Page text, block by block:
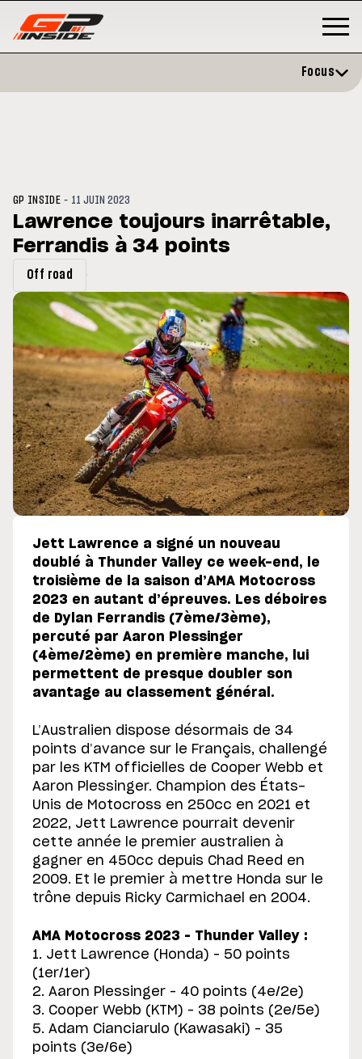
du GP de Grande-
MOTO GP
Focus
GP INSIDE - 11 JUIN 2023
Lawrence toujours inarrêtable,
Ferrandis à 34 points
Off road
Jett Lawrence a signé un nouveau
doublé à Thunder Valley ce week-end, le
troisième de la saison d’AMA Motocross
2023 en autant d’épreuves. Les déboires
de Dylan Ferrandis (7ème/3ème),
percuté par Aaron Plessinger
(4ème/2ème) en première manche, lui
permettent de presque doubler son
avantage au classement général.
L’Australien dispose désormais de 34
points d’avance sur le Français, challengé
par les KTM officielles de Cooper Webb et
Aaron Plessinger. Champion des États-
Unis de Motocross en 250cc en 2021 et
2022, Jett Lawrence pourrait devenir
cette année le premier australien à
gagner en 450cc depuis Chad Reed en
2009. Et le premier à mettre Honda sur le
trône depuis Ricky Carmichael en 2004.
AMA Motocross 2023 – Thunder Valley :
1. Jett Lawrence (Honda) – 50 points
(1er/1er)
2. Aaron Plessinger – 40 points (4e/2e)
3. Cooper Webb (KTM) – 38 points (2e/5e)
5. Adam Cianciarulo (Kawasaki) – 35
points (3e/6e)